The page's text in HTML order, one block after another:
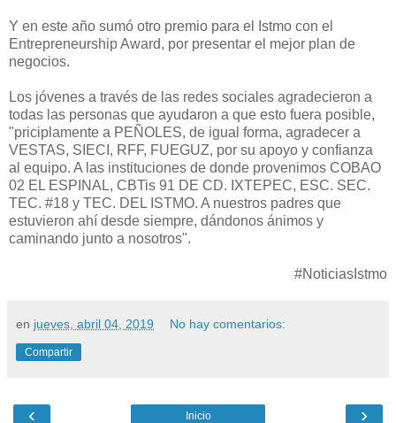
Y en este año sumó otro premio para el Istmo con el
Entrepreneurship Award, por presentar el mejor plan de
negocios.
Los jóvenes a través de las redes sociales agradecieron a
todas las personas que ayudaron a que esto fuera posible,
"priciplamente a PEÑOLES, de igual forma, agradecer a
VESTAS, SIECI, RFF, FUEGUZ, por su apoyo y confianza
al equipo. A las instituciones de donde provenimos COBAO
02 EL ESPINAL, CBTis 91 DE CD. IXTEPEC, ESC. SEC.
TEC. #18 y TEC. DEL ISTMO. A nuestros padres que
estuvieron ahí desde siempre, dándonos ánimos y
caminando junto a nosotros".
#NoticiasIstmo
en jueves, abril 04, 2019 No hay comentarios:
Compartir
‹ ›
Inicio